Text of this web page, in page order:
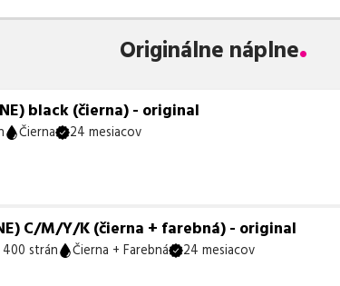
ste istí, ktoré riešenie je pre vaše potreby
Originálne náplne
black (čierna) - original
Čierna 24 mesiacov
C/M/Y/K (čierna + farebná) - original
strán Čierna + Farebná 24 mesiacov